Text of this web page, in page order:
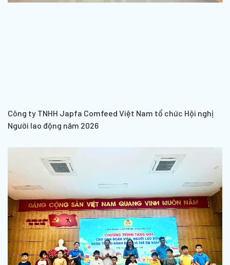
Công ty TNHH Japfa Comfeed Việt Nam tổ chức Hội nghị
Người lao động năm 2026